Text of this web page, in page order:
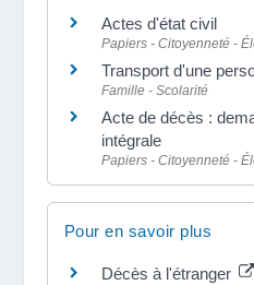
Actes d'état civil
Papiers - Citoyenneté -
Transport d'une
Famille - Scolarité
Acte de décès :
intégrale
Papiers - Citoyenneté -
Pour en savoir plus
Décès à l'étranger